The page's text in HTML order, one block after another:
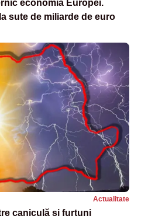
economia Europei.
sute de miliarde de euro
Actualitate
caniculă și furtuni